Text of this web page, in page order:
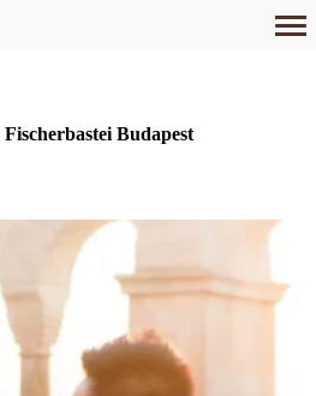
Fischerbastei Budapest